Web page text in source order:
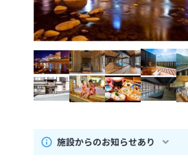
施設からのお知らせあり